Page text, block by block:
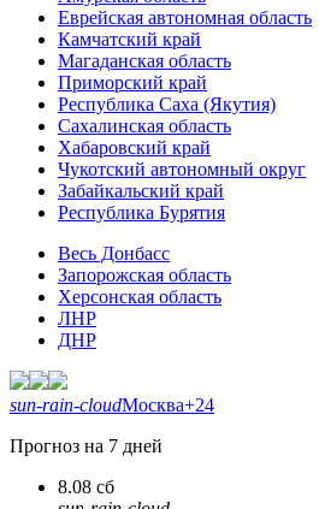
Еврейская автономная область
Камчатский край
Магаданская область
Приморский край
Республика Саха (Якутия)
Сахалинская область
Хабаровский край
Чукотский автономный округ
Забайкальский край
Республика Бурятия
Весь Донбасс
Запорожская область
Херсонская область
ЛНР
ДНР
sun-rain-cloudМосква+24
Прогноз на 7 дней
8.08 сб